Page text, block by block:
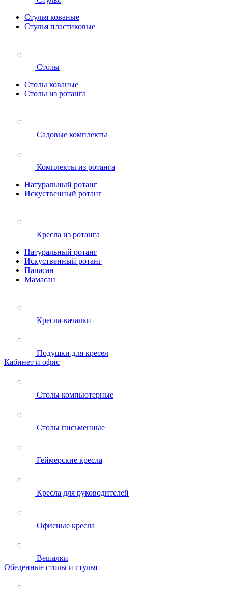
Стулья кованые
Стулья пластиковые
Столы
Столы кованые
Столы из ротанга
Садовые комплекты
Комплекты из ротанга
Натуральный ротанг
Искуственный ротанг
Кресла из ротанга
Натуральный ротанг
Искуственный ротанг
Папасан
Мамасан
Кресла-качалки
Подушки для кресел
Кабинет и офис
Столы компьютерные
Столы письменные
Геймерские кресла
Кресла для руководителей
Офисные кресла
Вешалки
Обеденные столы и стулья